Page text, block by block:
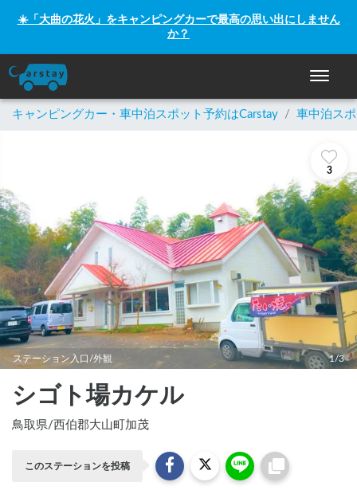
☀️「大曲の花火」をキャンピングカーで最高の思い出にしません
か？
ナビゲ
キャンピングカー・車中泊スポット予約はCarstay / 車中泊ス
3
ステーション入口/外観 1/3
シゴト場カケル
鳥取県/西伯郡大山町加茂
このステーションを投稿